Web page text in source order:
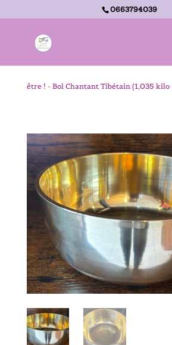
0663794039
être ! - Bol Chantant Tibétain (1,035 kilo